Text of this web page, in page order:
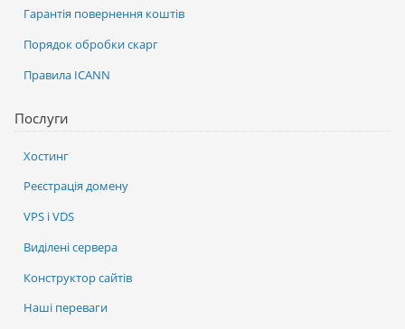
Послуги
Хостинг
Реєстрація домену
VPS і VDS
Виділені сервера
Конструктор сайтів
Наші переваги
Гарантія повернення коштів
Порядок обробки скарг
Правила ICANN